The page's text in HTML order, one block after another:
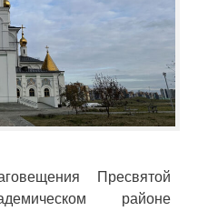
Пресвятой
районе